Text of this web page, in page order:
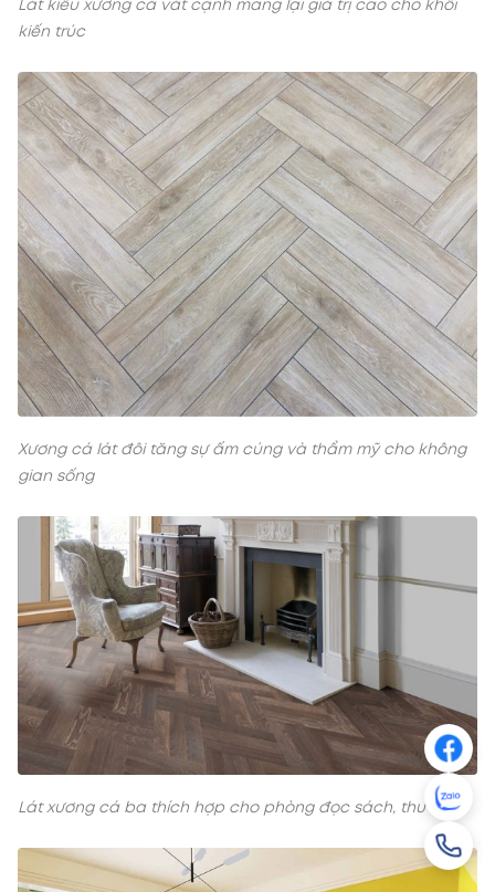
Lát kiểu xương cá vát cạnh mang lại giá trị cao cho khối
kiến trúc
Xương cá lát đôi tăng sự ấm cúng và thẩm mỹ cho không
gian sống
Lát xương cá ba thích hợp cho phòng đọc sách, thư viện